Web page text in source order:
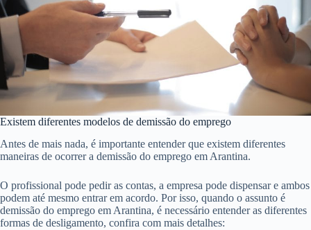
Existem diferentes modelos de demissão do emprego
Antes de mais nada, é importante entender que existem diferentes
maneiras de ocorrer a demissão do emprego em Arantina.
O profissional pode pedir as contas, a empresa pode dispensar e ambos
podem até mesmo entrar em acordo. Por isso, quando o assunto é
demissão do emprego em Arantina, é necessário entender as diferentes
formas de desligamento, confira com mais detalhes: